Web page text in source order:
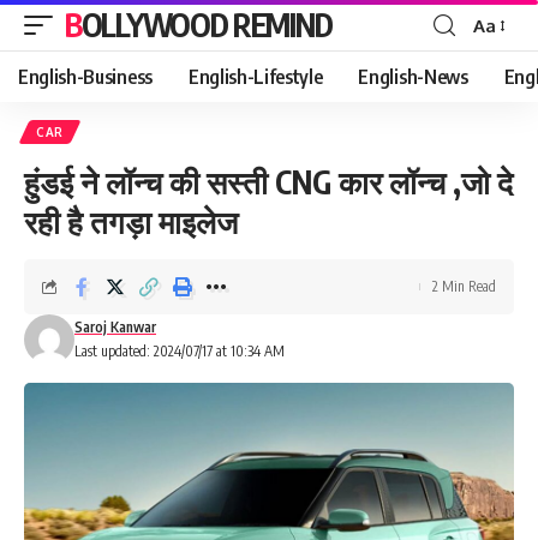
BOLLYWOOD REMIND
Font
Resizer
Aa
English-Business English-Lifestyle English-News
CAR
हुंडई ने लॉन्च की सस्ती CNG कार लॉन्च ,जो दे
रही है तगड़ा माइलेज
Last updated: 2024/07/17 at 10:34 AM
Saroj Kanwar
2 Min Read